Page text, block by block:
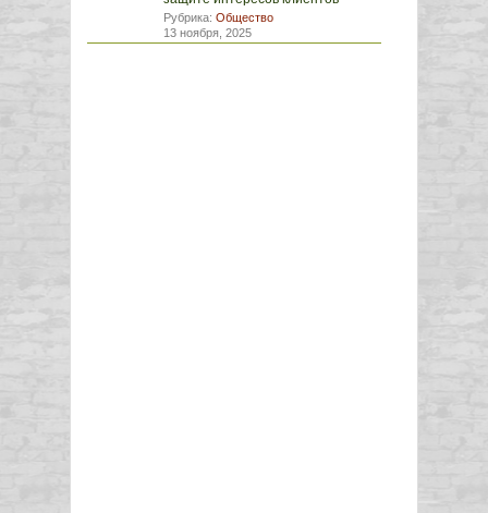
Рубрика: Общество
13 ноября, 2025